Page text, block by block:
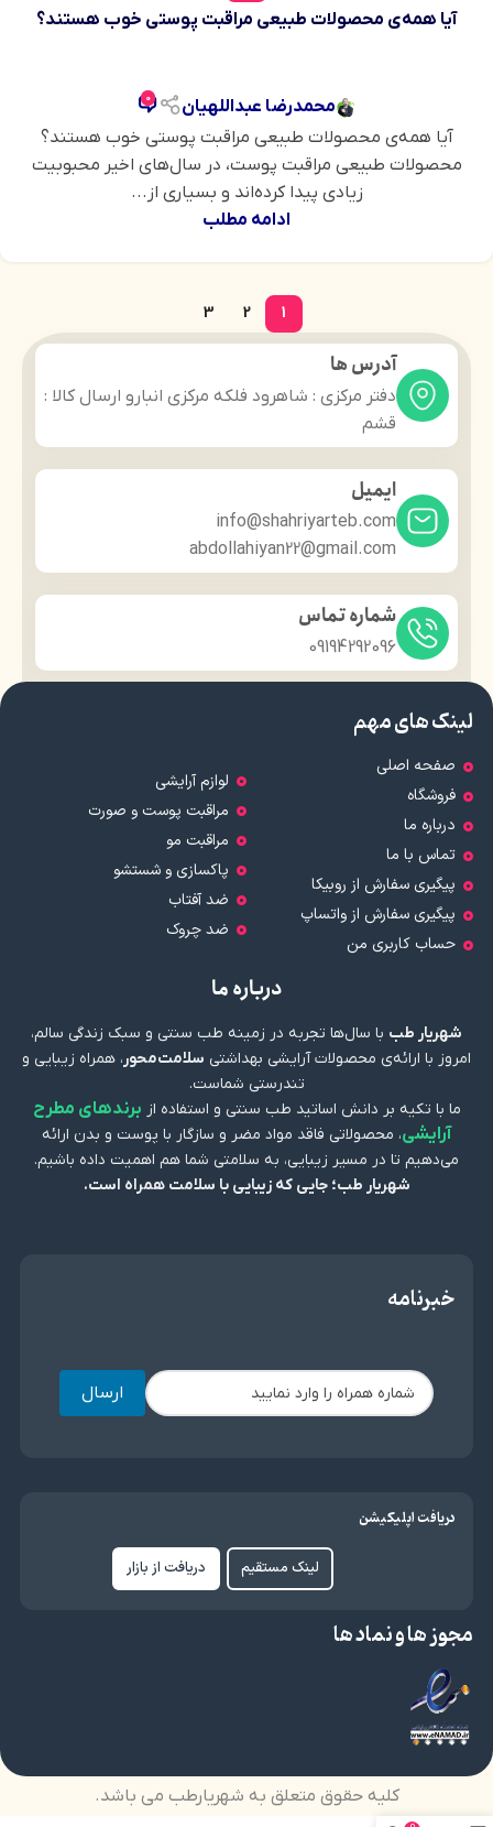
آیا همه‌ی محصولات طبیعی مراقبت پوستی خوب هستند؟
محمدرضا عبداللهیان 0
آیا همه‌ی محصولات طبیعی مراقبت پوستی خوب هستند؟
محصولات طبیعی مراقبت پوست، در سال‌های اخیر محبوبیت
زیادی پیدا کرده‌اند و بسیاری از...
ادامه مطلب
1
2
3
آدرس ها
دفتر مرکزی : شاهرود فلکه مرکزی انبارو ارسال کالا :
قشم
ایمیل
info@shahriyarteb.com
abdollahiyan22@gmail.com
شماره تماس
09194292096
لینک های مهم
صفحه اصلی
فروشگاه
درباره ما
تماس با ما
پیگیری سفارش از روبیکا
پیگیری سفارش از واتساپ
حساب کاربری من
لوازم آرایشی
مراقبت پوست و صورت
مراقبت مو
پاکسازی و شستشو
ضد آفتاب
ضد چروک
درباره ما
شهریار طب با سال‌ها تجربه در زمینه طب سنتی و سبک زندگی سالم،
امروز با ارائه‌ی محصولات آرایشی بهداشتی سلامت‌محور، همراه زیبایی و
تندرستی شماست.
ما با تکیه بر دانش اساتید طب سنتی و استفاده از برندهای مطرح
آرایشی، محصولاتی فاقد مواد مضر و سازگار با پوست و بدن ارائه
می‌دهیم تا در مسیر زیبایی، به سلامتی شما هم اهمیت داده باشیم.
شهریار طب؛ جایی که زیبایی با سلامت همراه است.
خبرنامه
ارسال
دریافت اپلیکیشن
لینک مستقیم دریافت از بازار
مجوز ها و نماد ها
کلیه حقوق متعلق به شهریارطب می باشد.